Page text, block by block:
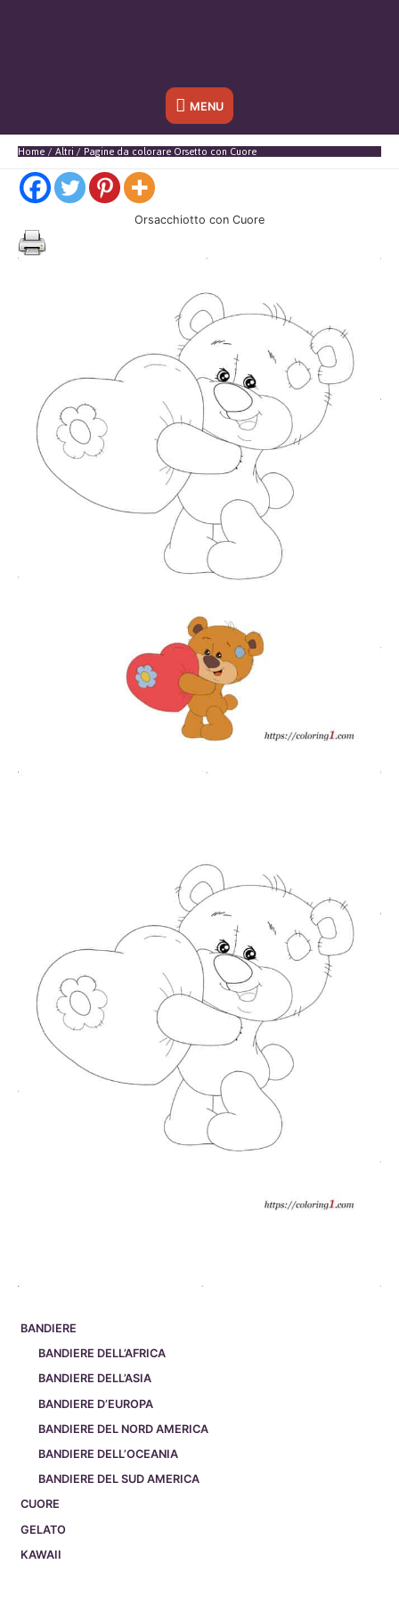
Sotto
l'header
MENU
Home Altri Pagine da colorare Orsetto con Cuore
BANDIERE
BANDIERE DELL’AFRICA
BANDIERE DELL’ASIA
BANDIERE D’EUROPA
BANDIERE DEL NORD AMERICA
BANDIERE DELL’OCEANIA
BANDIERE DEL SUD AMERICA
CUORE
GELATO
KAWAII
Orsacchiotto con Cuore